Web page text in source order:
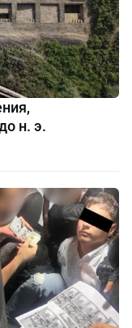
н. э.